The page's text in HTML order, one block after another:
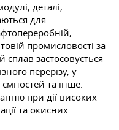
деталі,
для
промисловості за
застосовується
перерізу, у
та інше.
при дії високих
та окисних